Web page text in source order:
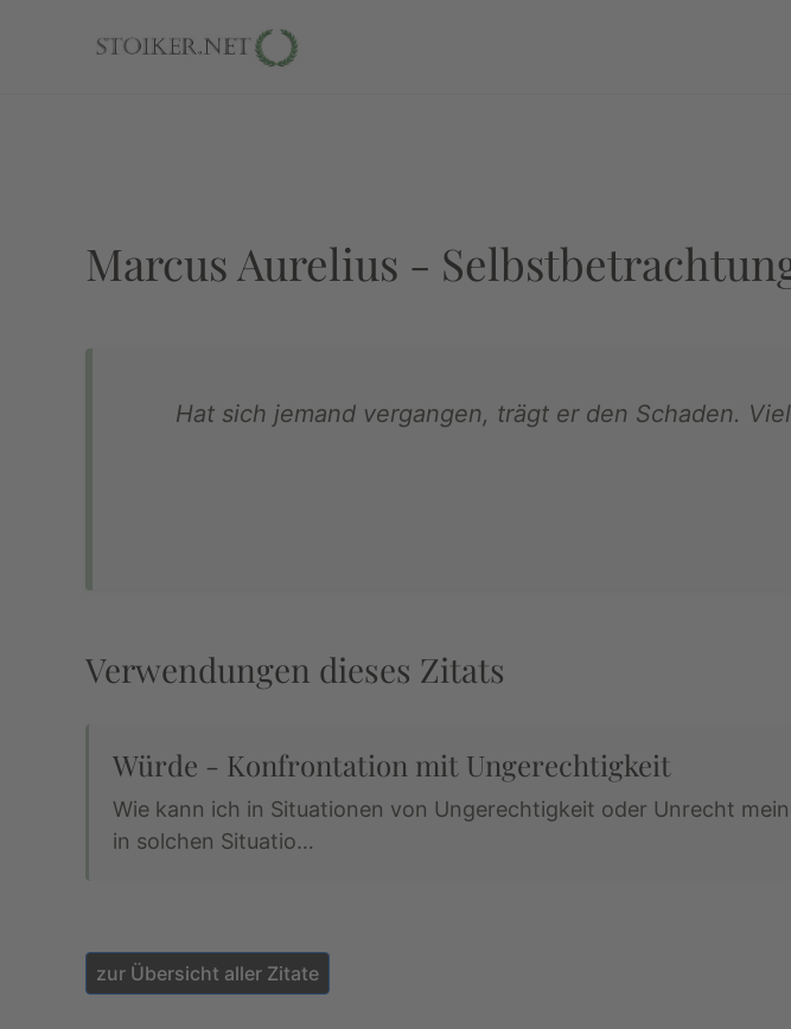
Marcus Aurelius -
Hat sich jemand vergangen, trägt er den Schaden.
Verwendungen dieses Zitats
Würde - Konfrontation mit Ungerechtigkeit
Wie kann ich in Situationen von Ungerechtigkeit oder Unrecht
in solchen Situatio…
zur Übersicht aller Zitate